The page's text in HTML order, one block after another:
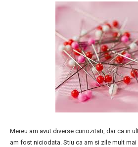
Mereu am avut diverse curiozitati, dar ca in
am fost niciodata. Stiu ca am si zile mult